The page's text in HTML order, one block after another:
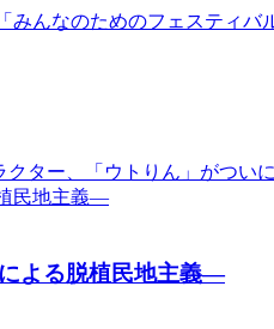
んなのためのフェスティ
ター、「ウトりん」がつ
よる脱植民地主義―